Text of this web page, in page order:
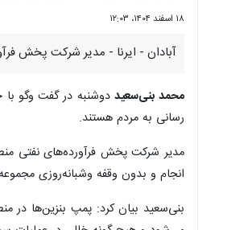
۱۸ اسفند ۱۴۰۴، ۱۲:۰۳